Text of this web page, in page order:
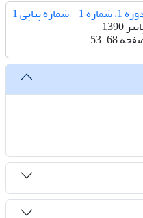
شماره 1 - شماره پیاپی 1
1390
53-68